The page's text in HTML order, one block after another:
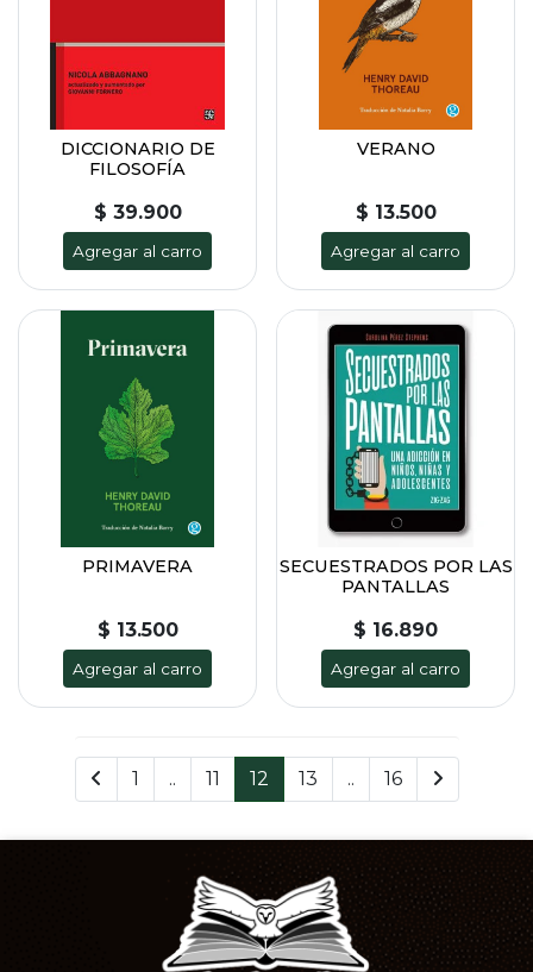
DICCIONARIO DE
FILOSOFÍA
$ 39.900
Agregar al carro
VERANO
$ 13.500
Agregar al carro
PRIMAVERA
$ 13.500
Agregar al carro
SECUESTRADOS POR LAS
PANTALLAS
$ 16.890
Agregar al carro
1 .. 11 12 13 .. 16